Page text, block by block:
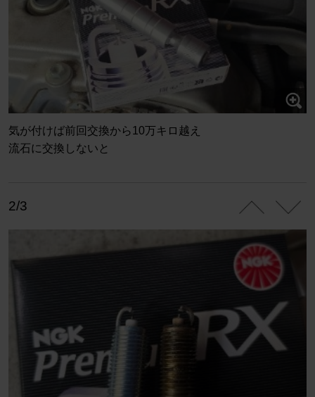
気が付けば前回交換から10万キロ越え
流石に交換しないと
2/3